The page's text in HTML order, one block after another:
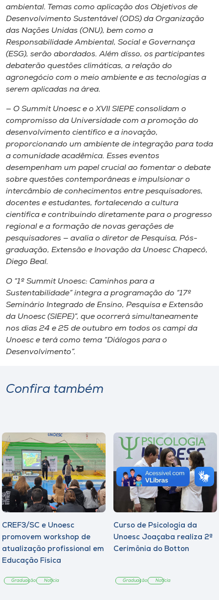
Selecione
o idioma
ambiental. Temas como aplicação dos Objetivos de
Desenvolvimento Sustentável (ODS) da Organização
das Nações Unidas (ONU), bem como a
Responsabilidade Ambiental, Social e Governança
(ESG), serão abordados. Além disso, os participantes
debaterão questões climáticas, a relação do
agronegócio com o meio ambiente e as tecnologias a
serem aplicadas na área.
— O Summit Unoesc e o XVII SIEPE consolidam o
compromisso da Universidade com a promoção do
desenvolvimento científico e a inovação,
proporcionando um ambiente de integração para toda
a comunidade acadêmica. Esses eventos
desempenham um papel crucial ao fomentar o debate
sobre questões contemporâneas e impulsionar o
intercâmbio de conhecimentos entre pesquisadores,
docentes e estudantes, fortalecendo a cultura
científica e contribuindo diretamente para o progresso
regional e a formação de novas gerações de
pesquisadores — avalia o diretor de Pesquisa, Pós-
graduação, Extensão e Inovação da Unoesc Chapecó,
Diego Beal.
O “1º Summit Unoesc: Caminhos para a
Sustentabilidade” integra a programação do “17º
Seminário Integrado de Ensino, Pesquisa e Extensão
da Unoesc (SIEPE)”, que ocorrerá simultaneamente
nos dias 24 e 25 de outubro em todos os campi da
Unoesc e terá como tema “Diálogos para o
Desenvolvimento”.
Confira também
CREF3/SC e Unoesc
promovem workshop de
atualização profissional em
Educação Física
Graduação Notícia
Curso de Psicologia da
Unoesc Joaçaba realiza 2ª
Cerimônia do Botton
Graduação Notícia